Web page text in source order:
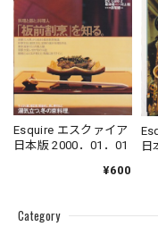
Category
Esquire エスクァイア
日本版 2000．01．01
¥600
日